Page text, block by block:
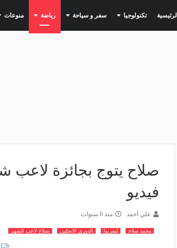
الرئيسية تكنولوجيا (current) سفر و سياحة (current) رياضة (current) منوعات
صلاح يتوج بجائزة لاعب
فيديو
علي أحمد منذ 6 سنوات
محمد صلاح ليفربول الدوري الانجليزي صلاح لاعب الشهر